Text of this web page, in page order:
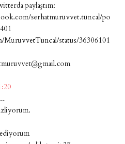
paylaştım:
serhatmuruvvet.tuncal/po
status/36306101